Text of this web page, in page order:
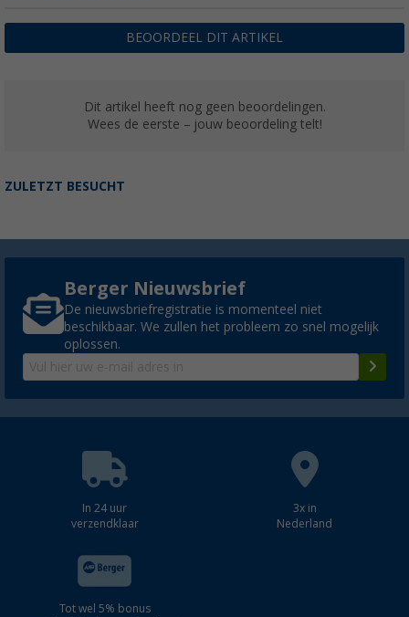
BEOORDEEL DIT ARTIKEL
Dit artikel heeft nog geen beoordelingen.
Wees de eerste – jouw beoordeling telt!
ZULETZT BESUCHT
Berger Nieuwsbrief
De nieuwsbriefregistratie is momenteel niet
beschikbaar. We zullen het probleem zo snel mogelijk
oplossen.
In 24 uur
verzendklaar
3x in
Nederland
Tot wel 5% bonus